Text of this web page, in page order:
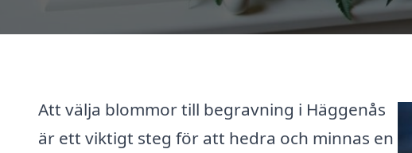
Att välja blommor till begravning i Häggenås
är ett viktigt steg för att hedra och minnas en